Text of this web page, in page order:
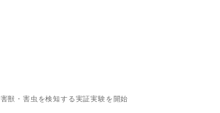
獣・害虫を検知する実証実験を開始